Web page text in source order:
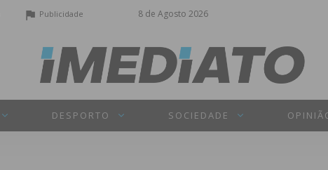
8 de Agosto 2026
Publicidade
DESPORTO SOCIEDADE